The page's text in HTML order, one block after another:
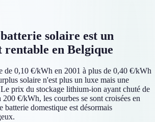
solaire est un
rentable en Belgique
de 0,10 €/kWh en 2001 à plus de 0,40 €/kWh
solaire n'est plus un luxe mais une
prix du stockage lithium-ion ayant chuté de
€/kWh, les courbes se sont croisées en
batterie domestique est désormais